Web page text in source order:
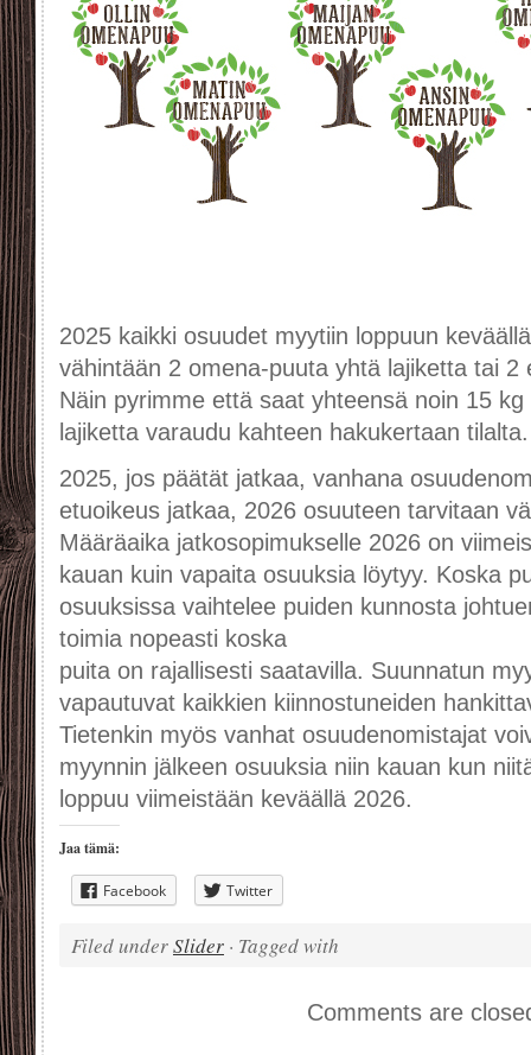
2025 kaikki osuudet myytiin loppuun
vähintään 2 omena-puuta yhtä lajiketta tai 2
Näin pyrimme että saat yhteensä noin 15
lajiketta varaudu kahteen hakukertaan tilalta.
2025, jos päätät jatkaa, vanhana
etuoikeus jatkaa, 2026 osuuteen tarvitaan
Määräaika jatkosopimukselle 2026 on
kauan kuin vapaita osuuksia löytyy. Koska
osuuksissa vaihtelee puiden kunnosta
toimia nopeasti koska
puita on rajallisesti saatavilla. Suunnatun
vapautuvat kaikkien kiinnostuneiden
Tietenkin myös vanhat osuudenomistajat
myynnin jälkeen osuuksia niin kauan kun
loppuu viimeistään keväällä 2026.
Jaa tämä:
Facebook Twitter
Filed underSlider · Tagged with
Comments are